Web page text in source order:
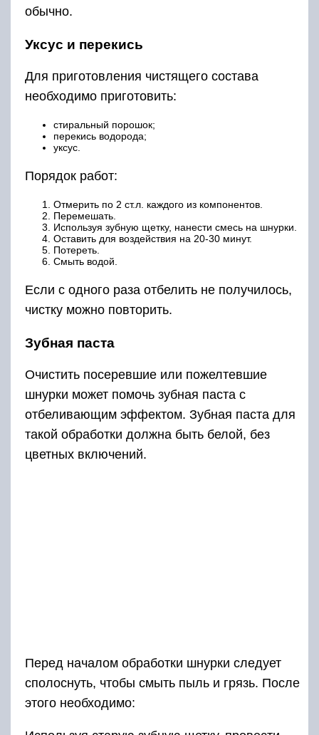
обычно.
Уксус и перекись
Для приготовления чистящего состава
необходимо приготовить:
стиральный порошок;
перекись водорода;
уксус.
Порядок работ:
Отмерить по 2 ст.л. каждого из компонентов.
Перемешать.
Используя зубную щетку, нанести смесь на шнурки.
Оставить для воздействия на 20-30 минут.
Потереть.
Смыть водой.
Если с одного раза отбелить не получилось,
чистку можно повторить.
Зубная паста
Очистить посеревшие или пожелтевшие
шнурки может помочь зубная паста с
отбеливающим эффектом. Зубная паста для
такой обработки должна быть белой, без
цветных включений.
Перед началом обработки шнурки следует
сполоснуть, чтобы смыть пыль и грязь. После
этого необходимо: